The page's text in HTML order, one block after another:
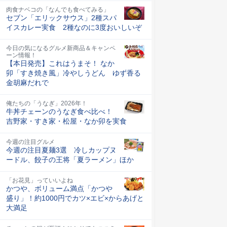
肉食ナベコの「なんでも食べてみる」
セブン「エリックサウス」2種スパ
イスカレー実食 2種なのに3度おいしいぞ
今日の気になるグルメ新商品＆キャンペ
ーン情報！
【本日発売】これはうまそ！ なか
卯「すき焼き風」冷やしうどん ゆず香る
金胡麻だれで
俺たちの「うなぎ」2026年！
牛丼チェーンのうなぎ食べ比べ！
吉野家・すき家・松屋・なか卯を実食
今週の注目グルメ
今週の注目夏麺3選 冷しカップヌ
ードル、餃子の王将「夏ラーメン」ほか
「お花見」っていいよね
かつや、ボリューム満点「かつや
盛り」！約1000円でカツ×エビ×からあげと
大満足